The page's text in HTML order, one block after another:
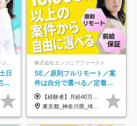
日
実
ル
株式会社エンジニアファースト
SE／原則フルリモート／案
件は自分で選べる／定着率
93%／20～30代活躍中！
【経験者】月給40万円～120万円(固定残業代含む)+各種手当 ★前職給与の総収入額を100％保証｜還元率84％〜100％ ★20代の平均年収570万円 ※月給には、みなし残業手当(月30時間／5万8000円以上)を含みます 超過分は別途追加支給 ※固定残業代は、時間外労働の有無に関わらず30時間分を、月5万8000円~15万7000円支給 ※上記を超える時間外労働分は追加で支給 【未経験者】月給21万円以上＋各種手当 固定残業なし(残業代発生分全額支給) ※6ヶ月の試用期間あり（※条件に変動なし） ▼単価連動性×還元率は84％～100％で収入の大幅UPが可能！ ・案件単価が月50万円の場合：年収417万円 ・案件単価が月70万円の場合：年収584万円 ・案件単価が月100万円の場合：年収834万円 ＜モデル年収＞ ▼400万円～500万円(入社初年度) ▼542万円～626万円(入社2年) ▼667万円～700万円(入社3年） ▼709万円～801万円(入社5年）
東京都_神奈川県_埼玉県_千葉県_大阪府_愛知県_北海道_青森県_岩手県_宮城県_秋田県_山形県_福島県_茨城県_栃木県_群馬県_新潟県_山梨県_長野県_富山県_石川県_福井県_静岡県_岐阜県_三重県_兵庫県_京都府_滋賀県_奈良県_和歌山県_広島県_岡山県_鳥取県_島根県_山口県_徳島県_香川県_愛媛県_高知県_福岡県_熊本県_佐賀県_長崎県_大分県_宮崎県_鹿児島県_沖縄県